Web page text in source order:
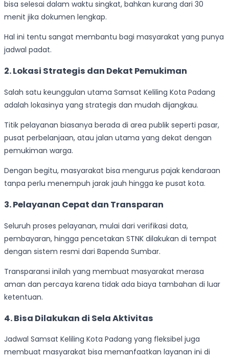
bisa selesai dalam waktu singkat, bahkan kurang dari 30
menit jika dokumen lengkap.
Hal ini tentu sangat membantu bagi masyarakat yang punya
jadwal padat.
2.Lokasi Strategis dan Dekat Pemukiman
Salah satu keunggulan utama Samsat Keliling Kota Padang
adalah lokasinya yang strategis dan mudah dijangkau.
Titik pelayanan biasanya berada di area publik seperti pasar,
pusat perbelanjaan, atau jalan utama yang dekat dengan
pemukiman warga.
Dengan begitu, masyarakat bisa mengurus pajak kendaraan
tanpa perlu menempuh jarak jauh hingga ke pusat kota.
3.Pelayanan Cepat dan Transparan
Seluruh proses pelayanan, mulai dari verifikasi data,
pembayaran, hingga pencetakan STNK dilakukan di tempat
dengan sistem resmi dari Bapenda Sumbar.
Transparansi inilah yang membuat masyarakat merasa
aman dan percaya karena tidak ada biaya tambahan di luar
ketentuan.
4.Bisa Dilakukan di Sela Aktivitas
Jadwal Samsat Keliling Kota Padang yang fleksibel juga
membuat masyarakat bisa memanfaatkan layanan ini di